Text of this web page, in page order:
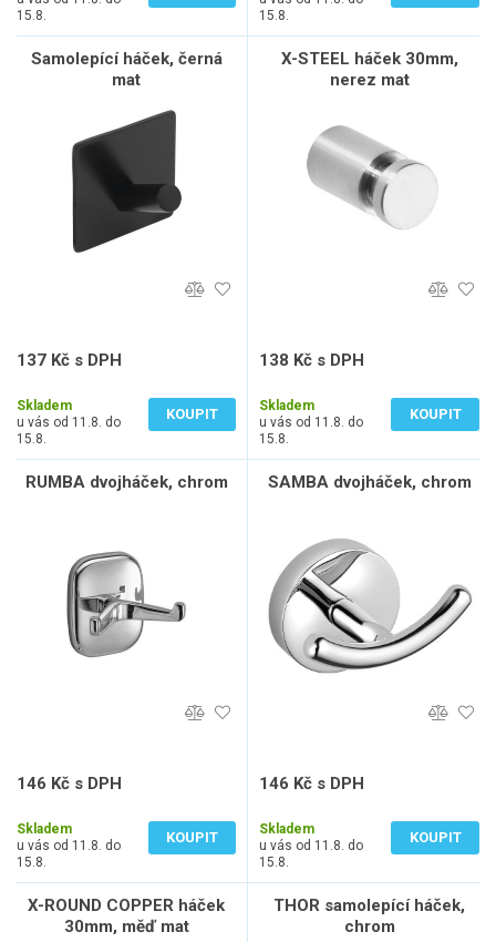
15.8.
15.8.
Samolepící háček, černá
mat
137 Kč s DPH
Skladem
u vás od 11.8. do
15.8.
KOUPIT
X-STEEL háček 30mm,
nerez mat
138 Kč s DPH
Skladem
u vás od 11.8. do
15.8.
KOUPIT
RUMBA dvojháček, chrom
146 Kč s DPH
Skladem
u vás od 11.8. do
15.8.
KOUPIT
SAMBA dvojháček, chrom
146 Kč s DPH
Skladem
u vás od 11.8. do
15.8.
KOUPIT
X-ROUND COPPER háček
30mm, měď mat
THOR samolepící háček,
chrom